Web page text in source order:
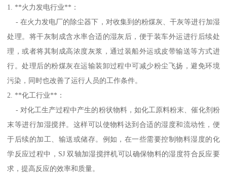
1. **火力发电行业**：
- 在火力发电厂的除尘器下，对收集到的粉煤灰、干灰等进行加湿
处理。将干灰制成含水率合适的湿灰后，便于装车外运进行后续处
理，或者将其制成高浓度灰浆，通过装船外运或皮带输送等方式进
行。处理后的粉煤灰在运输装卸过程中可减少粉尘飞扬，避免环境
污染，同时也改善了运行人员的工作条件。
2. **化工行业**：
- 对化工生产过程中产生的粉状物料，如化工原料粉末、催化剂粉
末等进行加湿搅拌。这样可以使物料达到合适的湿度和流动性，便
于后续的加工、输送或储存。例如，在一些需要控制物料湿度的化
学反应过程中，SJ 双轴加湿搅拌机可以确保物料的湿度符合反应要
求，提高反应的效率和质量。